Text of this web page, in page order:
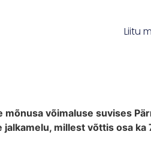
Liitu
võimaluse suvises
millest võttis osa ka